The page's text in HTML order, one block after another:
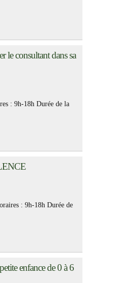
le consultant dans sa
: 9h-18h Durée de la
: 9h-18h Durée de
enfance de 0 à 6